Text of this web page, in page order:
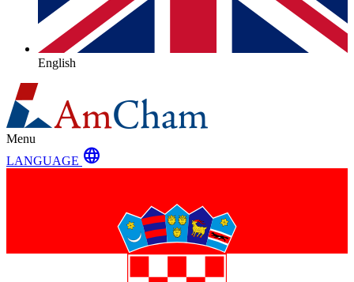
English
Menu
LANGUAGE language